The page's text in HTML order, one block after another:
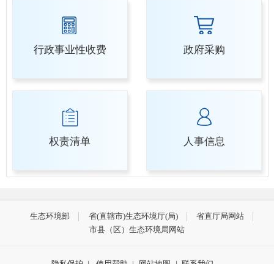
行政事业性收费 政府采购
权责清单 人事信息
生态环境部 省(直辖市)生态环境厅(局)
省直厅局网站
市县（区）生态环境局网站